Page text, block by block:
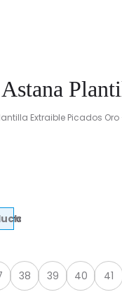
Extraible Picados Oro
38 39 40 41